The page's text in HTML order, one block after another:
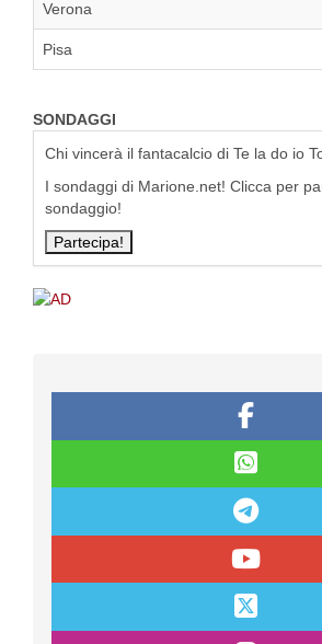
Verona
Pisa
SONDAGGI
Chi vincerà il fantacalcio di Te la do io
I sondaggi di Marione.net! Clicca per
sondaggio!